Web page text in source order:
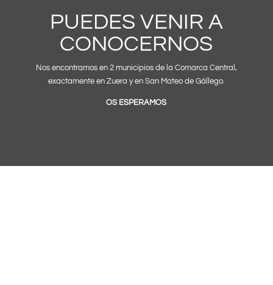
PUEDES VENIR A
CONOCERNOS
Nos encontramos en 2 municipios de la Comarca Central,
exactamente en Zuera y en San Mateo de Gállego.
OS ESPERAMOS